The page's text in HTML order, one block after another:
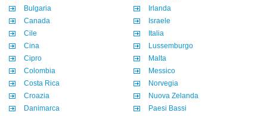
Bulgaria
Canada
Cile
Cina
Cipro
Colombia
Costa Rica
Croazia
Danimarca
Irlanda
Israele
Italia
Lussemburgo
Malta
Messico
Norvegia
Nuova Zelanda
Paesi Bassi